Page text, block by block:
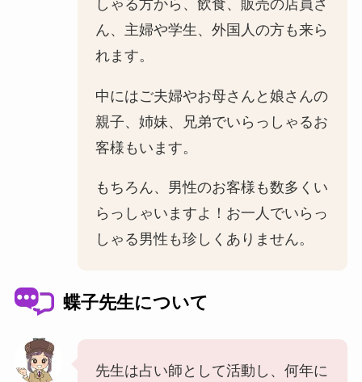
しゃる方から、飲食、販売の店員さ
ん、主婦や学生、外国人の方も来ら
れます。
中にはご夫婦やお母さんと娘さんの
親子、姉妹、兄弟でいらっしゃるお
客様もいます。
もちろん、男性のお客様も数多くい
らっしゃいますよ！お一人でいらっ
しゃる男性も珍しくありません。
蝶子先生について
先生は占い師として活動し、何年に